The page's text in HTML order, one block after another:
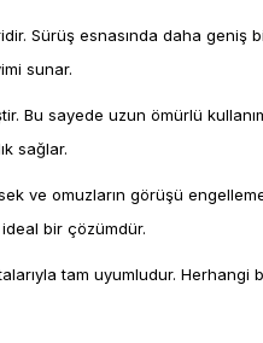
Sürüş esnasında daha
sunar.
Bu sayede uzun ömürlü
sağlar.
ve omuzların görüşü
bir çözümdür.
tam uyumludur.